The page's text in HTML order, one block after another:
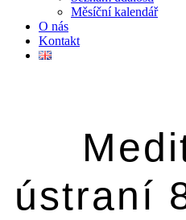
Měsíční kalendář
O nás
Kontakt
ústraní